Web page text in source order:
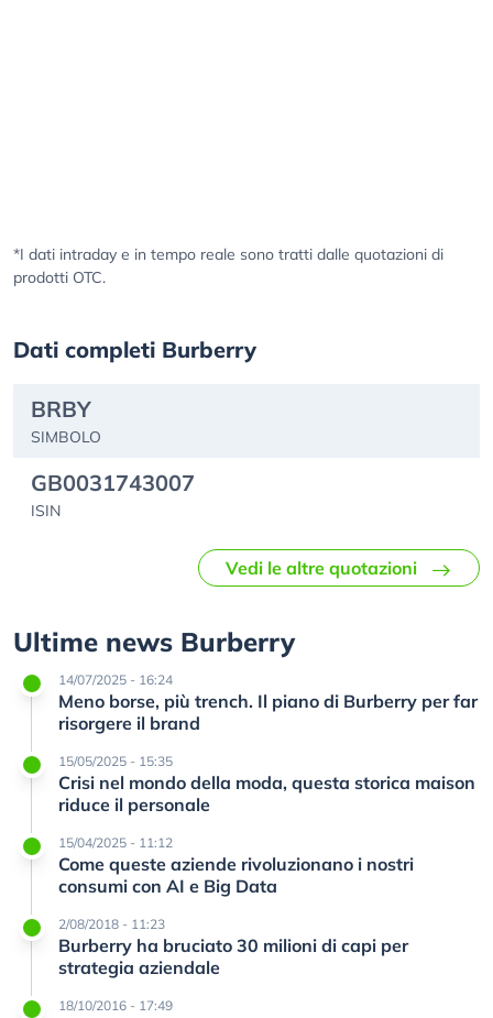
*I dati intraday e in tempo reale sono tratti dalle quotazioni di
prodotti OTC.
Dati completi Burberry
BRBY
SIMBOLO
GB0031743007
ISIN
Vedi le altre quotazioni
Ultime news Burberry
14/07/2025 - 16:24
Meno borse, più trench. Il piano di Burberry per far
risorgere il brand
15/05/2025 - 15:35
Crisi nel mondo della moda, questa storica maison
riduce il personale
15/04/2025 - 11:12
Come queste aziende rivoluzionano i nostri
consumi con AI e Big Data
2/08/2018 - 11:23
Burberry ha bruciato 30 milioni di capi per
strategia aziendale
18/10/2016 - 17:49